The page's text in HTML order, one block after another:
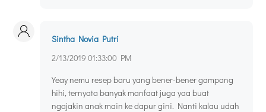
Sintha Novia Putri
2/13/2019 01:33:00 PM
Yeay nemu resep baru yang bener-bener gampang
hihi, ternyata banyak manfaat juga yaa buat
ngajakin anak main ke dapur gini. Nanti kalau udah